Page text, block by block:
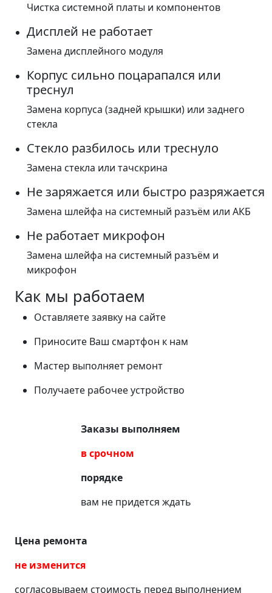
Чистка системной платы и компонентов
Дисплей не работает
Замена дисплейного модуля
Корпус сильно поцарапался или
треснул
Замена корпуса (задней крышки) или заднего
стекла
Стекло разбилось или треснуло
Замена стекла или тачскрина
Не заряжается или быстро разряжается
Замена шлейфа на системный разъём или АКБ
Не работает микрофон
Замена шлейфа на системный разъём и
микрофон
Как мы работаем
Оставляете заявку на сайте
Приносите Ваш смартфон к нам
Мастер выполняет ремонт
Получаете рабочее устройство
Заказы выполняем
в срочном
порядке
вам не придется ждать
Цена ремонта
не изменится
согласовываем стоимость перед выполнением